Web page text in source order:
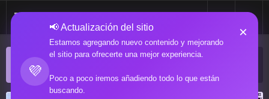
💜
📢 Actualización del sitio
Estamos agregando nuevo contenido y mejorando
el sitio para ofrecerte una mejor experiencia.
Poco a poco iremos añadiendo todo lo que están
buscando.
×
ACTUALIZACIONES POPULARES